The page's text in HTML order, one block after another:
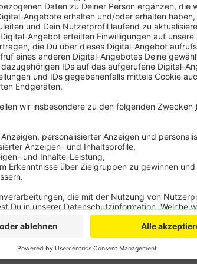
Lüften. Teilweise sind auch Fördergelder
Die NRW-Landesregierung habe
freigegeben.
Wer einen Antrag für eine Schule oder
Bezirksregierung Köln tun.
Anzeige